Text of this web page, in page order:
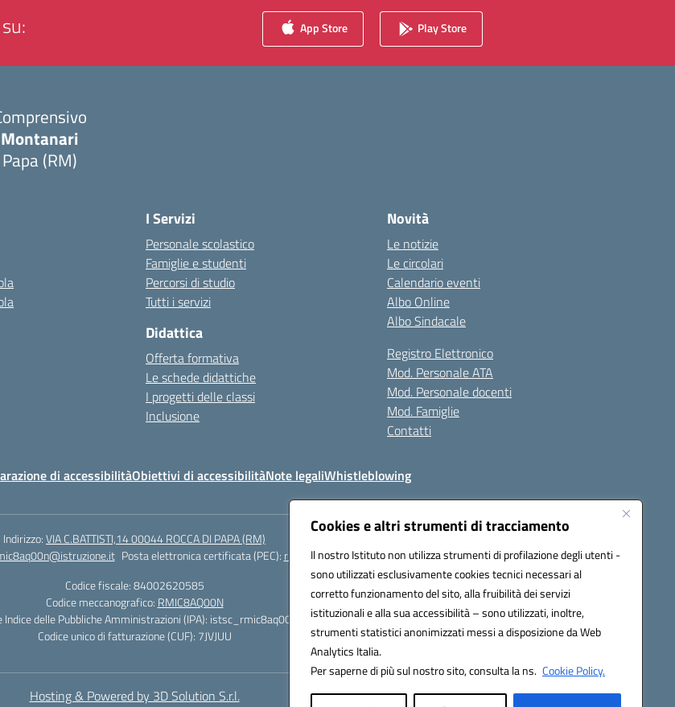
Cookies e altri strumenti di tracciamento
Il nostro Istituto non utilizza strumenti di profilazione degli utenti -
sono utilizzati esclusivamente cookies tecnici necessari al
corretto funzionamento del sito, alla fruibilità dei servizi
istituzionali e alla sua accessibilità – sono utilizzati, inoltre,
strumenti statistici anonimizzati messi a disposizione da Web
Analytics Italia.
Per saperne di più sul nostro sito, consulta la ns. Cookie Policy.
App Store Play Store
(RM)
I Servizi
Personale scolastico
Famiglie e studenti
Percorsi di studio
Tutti i servizi
Didattica
Offerta formativa
Le schede didattiche
I progetti delle classi
Inclusione
Novità
Le notizie
Le circolari
Calendario eventi
Albo Online
Albo Sindacale
Registro Elettronico
Mod. Personale ATA
Mod. Personale docenti
Mod. Famiglie
Contatti
di accessibilitàObiettivi di accessibilitàNote legaliWhistleblowing
Indirizzo:VIA C.BATTISTI,14 00044 ROCCA DI PAPA (RM)
Posta elettronica certificata (PEC): rmic8aq00n@pec.istruzione.it
Codice fiscale: 84002620585
Codice meccanografico: RMIC8AQ00N
Indice delle Pubbliche Amministrazioni (IPA): istsc_rmic8aq00n
Codice unico di fatturazione (CUF): 7JVJUU
Hosting & Powered by 3D Solution S.r.l.